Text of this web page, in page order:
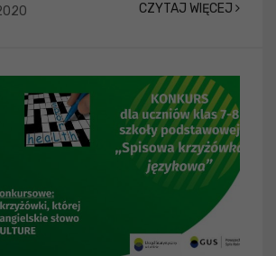
CZYTAJ WIĘCEJ